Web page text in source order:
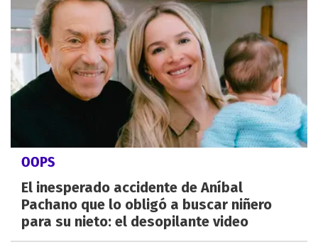
OOPS
El inesperado accidente de Aníbal
Pachano que lo obligó a buscar niñero
para su nieto: el desopilante video